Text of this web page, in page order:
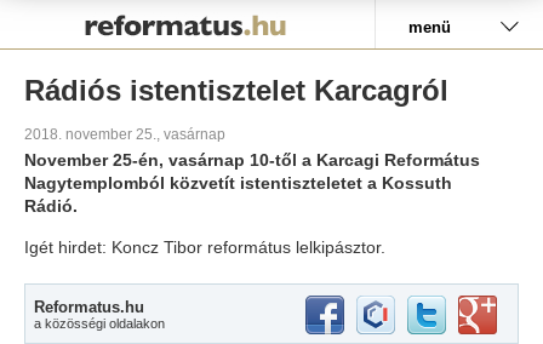
menü
Rádiós istentisztelet Karcagról
2018. november 25., vasárnap
November 25-én, vasárnap 10-től a Karcagi Református
Nagytemplomból közvetít istentiszteletet a Kossuth
Rádió.
Igét hirdet: Koncz Tibor református lelkipásztor.
Reformatus.hu
a közösségi oldalakon